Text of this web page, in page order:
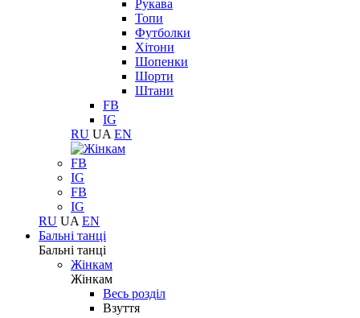
Рукава
Топи
Футболки
Хітони
Шопенки
Шорти
Штани
FB
IG
RU UA EN
FB
IG
FB
IG
RU UA EN
Бальні танці
Бальні танці
Жінкам
Жінкам
Весь розділ
Взуття